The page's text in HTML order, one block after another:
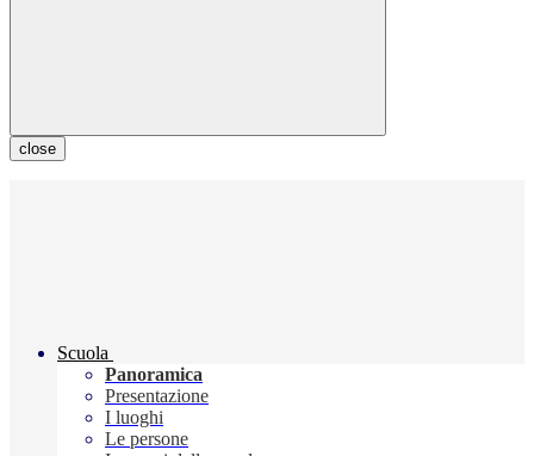
close
Scuola
Panoramica
Presentazione
I luoghi
Le persone